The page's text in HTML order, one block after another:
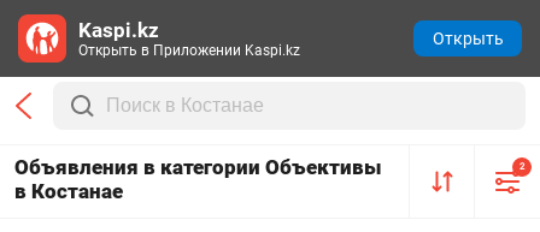
Объявления в категории Объективы
в Костанае
2
Kaspi.kz
Открыть в Приложении Kaspi.kz
Открыть